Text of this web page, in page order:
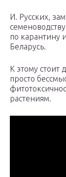
И. Русских,
по карантину
Беларусь.
К этому стоит
просто
растениям.